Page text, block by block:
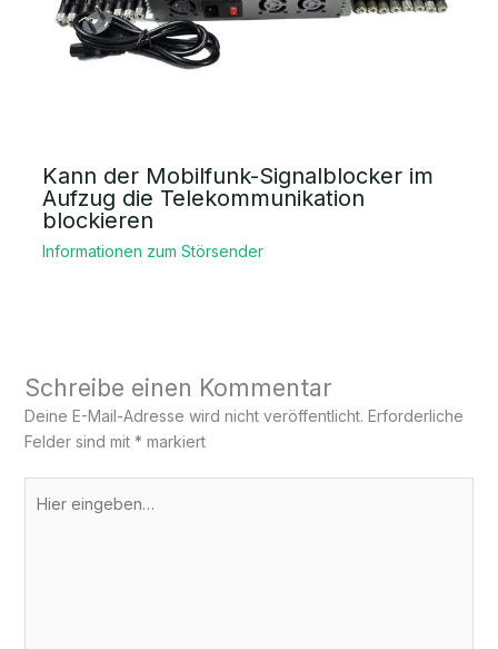
Kann der Mobilfunk-Signalblocker im
Aufzug die Telekommunikation
blockieren
Informationen zum Störsender
Schreibe einen Kommentar
Deine E-Mail-Adresse wird nicht veröffentlicht. Erforderliche
Felder sind mit * markiert
eingeben…